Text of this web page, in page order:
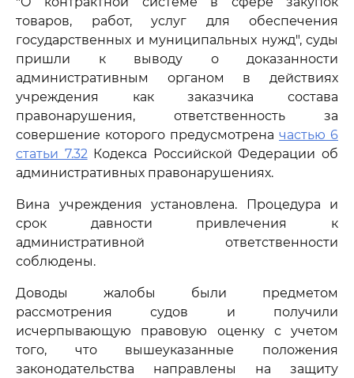
товаров, работ, услуг для обеспечения
государственных и муниципальных нужд", суды
пришли к выводу о доказанности
административным органом в действиях
учреждения как заказчика состава
правонарушения, ответственность за
совершение которого предусмотрена частью 6
статьи 7.32Кодекса Российской Федерации об
административных правонарушениях.
Вина учреждения установлена. Процедура и
срок давности привлечения к
административной ответственности
соблюдены.
Доводы жалобы были предметом
рассмотрения судов и получили
исчерпывающую правовую оценку с учетом
того, что вышеуказанные положения
законодательства направлены на защиту